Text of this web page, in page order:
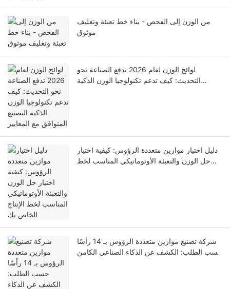
من الوزن إلى الفحص - بناء خط تعبئة وتغليف
موثوق
لوائح الوزن لعام 2026 تدفع الصناعة نحو
التحديث: كيف تدعم تكنولوجيا الوزن الذكية
دليل اختيار موازين متعددة الرؤوس: كيفية اختيار
حل الوزن والتعبئة الأوتوماتيكي المناسب لخط
شركة تصنيع موازين متعددة الرؤوس بـ 14 رأسًا
حسب الطلب: الكشف عن الذكاء الصناعي الكامن